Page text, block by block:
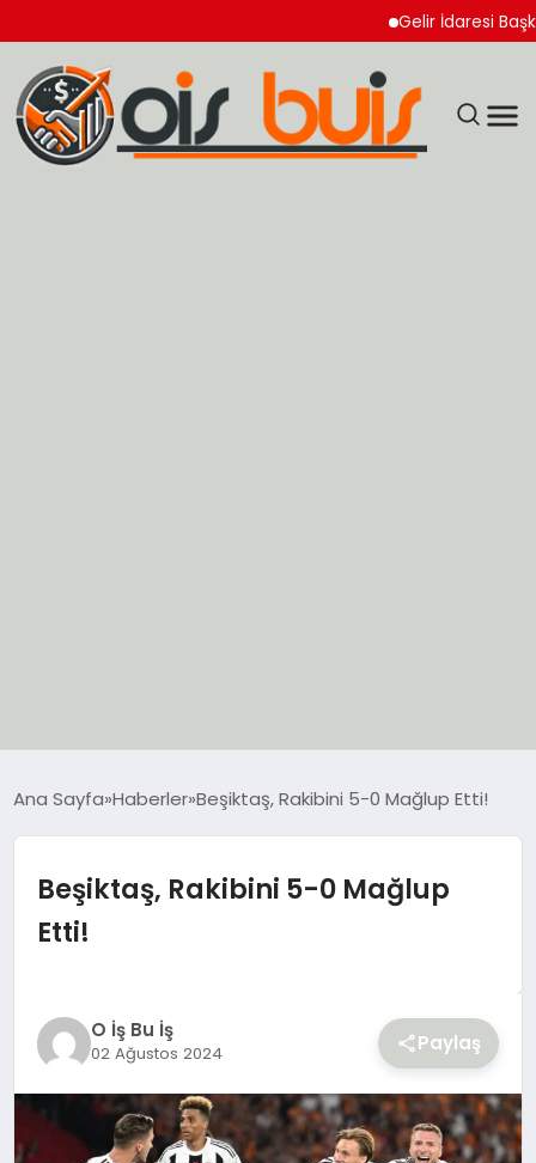
Gelir İdaresi
EKONOMİ
GÜNCEL
SPOR
YAŞAM
Ana Sayfa Haberler Beşiktaş, Rakibini 5-0 Mağlup Etti!
Beşiktaş, Rakibini 5-0 Mağlup
Etti!
O İş Bu İş
02 Ağustos 2024 Paylaş